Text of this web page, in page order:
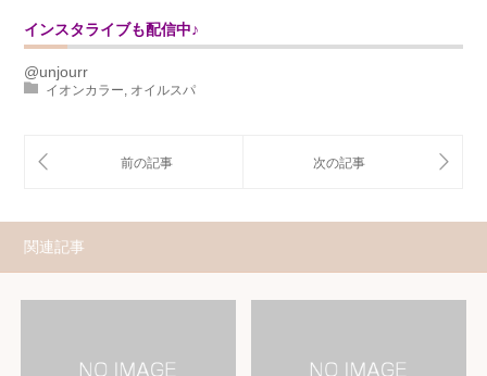
インスタライブも配信中♪
@unjourr
イオンカラー オイルスパ
関連記事